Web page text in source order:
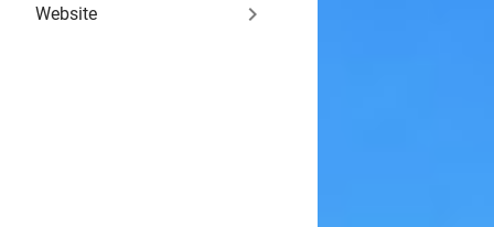
Website keyboard_arrow_right